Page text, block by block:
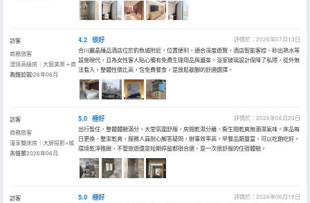
訪客
商務旅客
澄境高級房｜大窗美景＋商
務辦公區
入住於2026年06月
4.2 很好
評價於：2026年07月13日
合川麗晶臻品酒店位於釣魚城附近，位置便利，適合深度遊覽。酒店智能客控、秒出熱水等
設施現代，且為女性客人貼心備有免費生理用品與薑茶。浴室玻璃設計保障了私隱，從外無
法看入。整體性價比高，含免費餐食，是放鬆歇腳的舒適選擇。
訪客
商務旅客
漫享雙床房｜大屏投影+城
市街景
入住於2026年06月
5.0 極好
評價於：2026年06月20日
出行暫住，整體體驗滿分。大堂氛圍舒服，房間乾濕分離，衞生間乾爽無潮濕氣味。床品每
日更換，整潔乾爽。服務人員耐心解答疑問，辦事效率高。早餐品類豐富，可以吃飽吃好。
環境乾淨雅緻，不管旅遊還是短期停留都很合適，是一次很舒服的住宿體驗。
訪客
5.0 極好
評價於：2026年06月19日